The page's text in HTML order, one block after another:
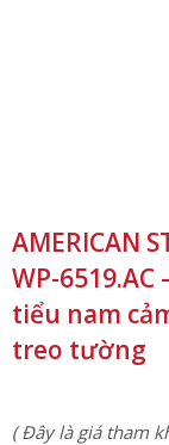
AMERICAN
WP-6519.AC
tiểu nam
treo tường
( Đây là giá tham